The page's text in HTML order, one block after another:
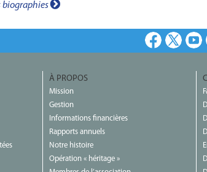
biographies
Facebook
X
À PROPOS
Mission
Gestion
Informations financières
Rapports annuels
Notre histoire
Opération « héritage »